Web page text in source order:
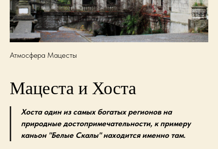
Атмосфера Мацесты
Мацеста и Хоста
Хоста один из самых богатых регионов на
природные достопримечательности, к примеру
каньон "Белые Скалы" находится именно там.